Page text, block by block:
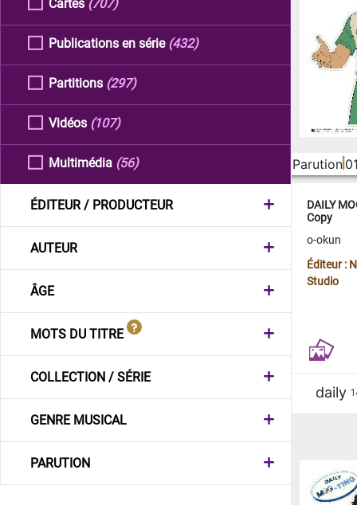
Cartes (707)
Publications en série (432)
Partitions (297)
Vidéos (107)
Multimédia (56)
ÉDITEUR / PRODUCTEUR
AUTEUR
ÂGE
MOTS DU TITRE
COLLECTION / SÉRIE
GENRE MUSICAL
PARUTION
Parution
DAILY
Copy
o-okun
Éditeur :
Studio
daily